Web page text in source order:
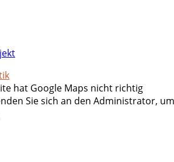
hat Google Maps nicht richtig
Sie sich an den Administrator, um